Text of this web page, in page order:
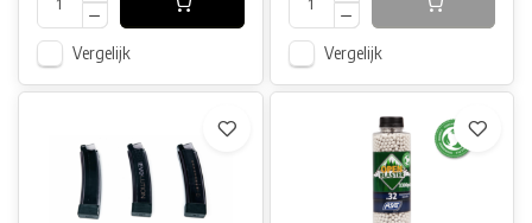
Vergelijk Vergelijk